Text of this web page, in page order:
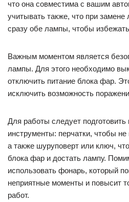
что она совместима с вашим
учитывать также, что при
сразу обе лампы, чтобы
Важным моментом является
лампы. Для этого необходимо
отключить питание блока фар.
исключить возможность
Для работы следует
инструменты: перчатки, чтобы
а также шуруповерт или ключ,
блока фар и достать лампу.
использовать фонарь, который
неприятные моменты и повысит
работ.